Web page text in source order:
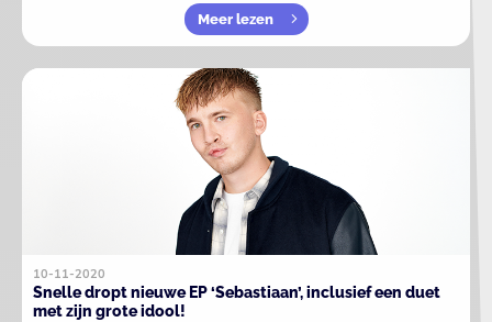
Meer lezen
10-11-2020
Snelle dropt nieuwe EP ‘Sebastiaan’, inclusief een duet
met zijn grote idool!